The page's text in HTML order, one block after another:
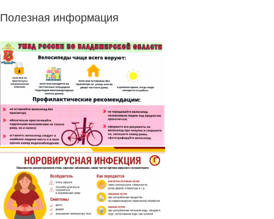
Полезная информация